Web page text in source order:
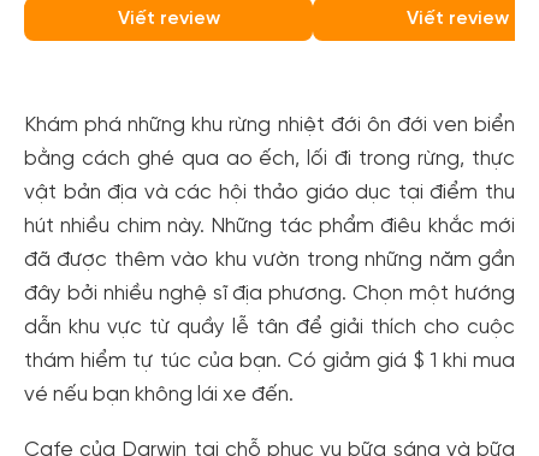
Viết review Viết review
Khám phá những khu rừng nhiệt đới ôn đới ven biển
bằng cách ghé qua ao ếch, lối đi trong rừng, thực
vật bản địa và các hội thảo giáo dục tại điểm thu
hút nhiều chim này. Những tác phẩm điêu khắc mới
đã được thêm vào khu vườn trong những năm gần
đây bởi nhiều nghệ sĩ địa phương. Chọn một hướng
dẫn khu vực từ quầy lễ tân để giải thích cho cuộc
thám hiểm tự túc của bạn. Có giảm giá $ 1 khi mua
vé nếu bạn không lái xe đến.
Cafe của Darwin tại chỗ phục vụ bữa sáng và bữa